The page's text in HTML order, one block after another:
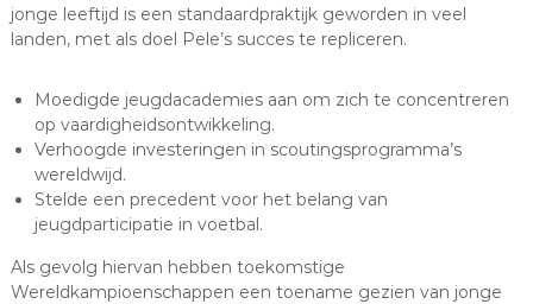
jonge leeftijd is een standaardpraktijk geworden in veel
landen, met als doel Pele’s succes te repliceren.
Moedigde jeugdacademies aan om zich te concentreren
op vaardigheidsontwikkeling.
Verhoogde investeringen in scoutingsprogramma’s
wereldwijd.
Stelde een precedent voor het belang van
jeugdparticipatie in voetbal.
Als gevolg hiervan hebben toekomstige
Wereldkampioenschappen een toename gezien van jonge